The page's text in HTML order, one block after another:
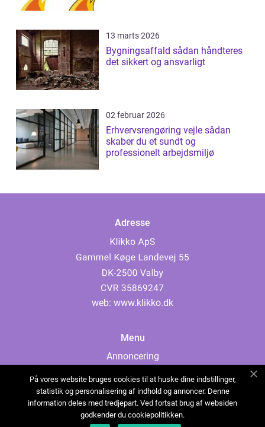
13 marts 2026
Bygningsaffald sådan håndteres
det sikkert og ansvarligt
02 februar 2026
Erhvervsrengøring vejle sådan
skaber du et sundt og
professionelt arbejdsmiljø
Adresse
web: www.klikko.dk
Menu
Annoncering
Cookies
Kontakt os
Sitemap
På vores website bruges cookies til at huske dine indstillinger,
statistik og personalisering af indhold og annoncer. Denne
information deles med tredjepart. Ved fortsat brug af websiden
godkender du cookiepolitikken.